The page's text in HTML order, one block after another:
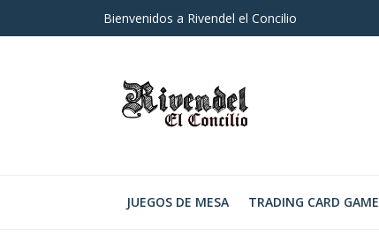
Bienvenidos a Rivendel el Concilio
JUEGOS DE MESA TRADING CARD GAME